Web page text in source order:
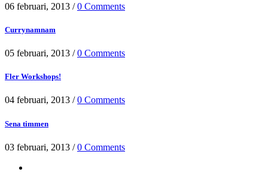
06 februari, 2013 /0 Comments
Currynamnam
05 februari, 2013 /0 Comments
Fler Workshops!
04 februari, 2013 /0 Comments
Sena timmen
03 februari, 2013 /0 Comments